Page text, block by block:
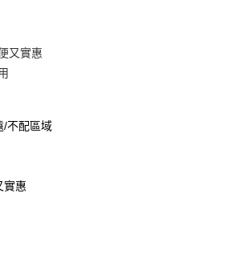
又實惠
/不配區域
實惠